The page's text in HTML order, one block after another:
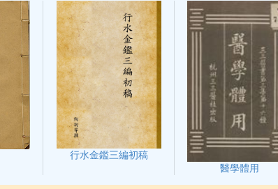
行水金鑑三編初稿
醫學體用